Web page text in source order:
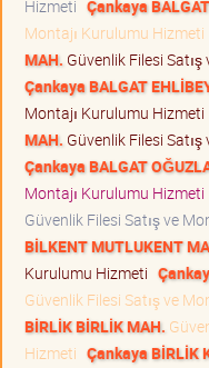
Hizmeti Çankaya
Montajı Kurulumu Hizmeti
MAH. Güvenlik Filesi
Çankaya BALGAT
Montajı Kurulumu Hizmeti
MAH. Güvenlik Filesi
Çankaya BALGAT
Montajı Kurulumu Hizmeti
Güvenlik Filesi Satış ve
BİLKENT MUTLUKENT
Kurulumu Hizmeti
Güvenlik Filesi Satış ve
BİRLİK BİRLİK MAH.
Hizmeti Çankaya BİRLİK